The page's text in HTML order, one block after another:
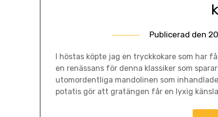
Publicerad den
I höstas köpte jag en tryckkokare som har
en renässans för denna klassiker som
utomordentliga mandolinen som
potatis gör att gratängen får en lyxig